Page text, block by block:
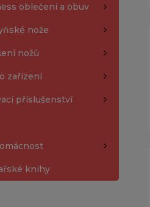
oblečení a obuv
nože
nožů
zařízení
příslušenství
knihy